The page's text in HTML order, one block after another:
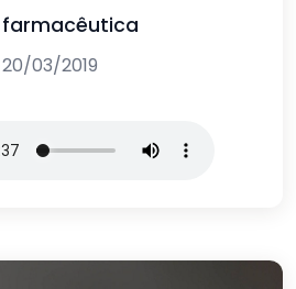
03/2019